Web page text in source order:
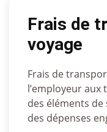
Frais de
voyage
Frais de
l’employeur
des éléments de
des dépenses